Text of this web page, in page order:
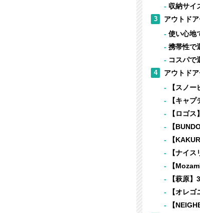
収納サイ
3
アウトド
使い心地
携帯性で
コスパで
4
アウトド
【スノー
【キャプ
【ロゴス
【
【
【ナイ
【
【萩原】
【オレゴ
【